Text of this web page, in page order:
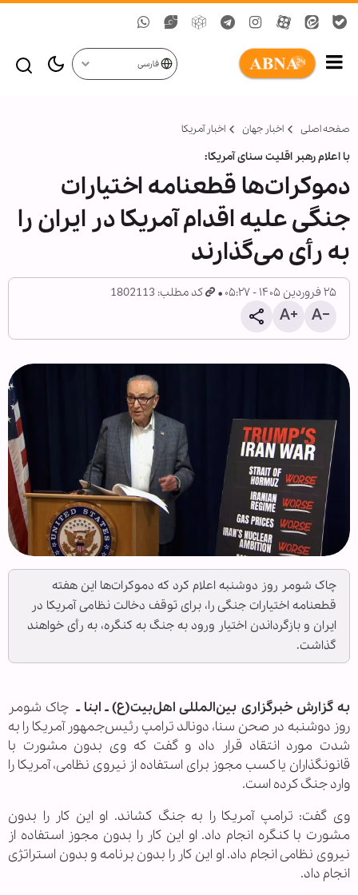
فارسی
صفحه اصلی اخبار جهان اخبار آمریکا
با اعلام رهبر اقلیت سنای آمریکا:
دموکرات‌ها قطعنامه اختیارات
جنگی علیه اقدام آمریکا در ایران را
به رأی می‌گذارند
۲۵ فروردین ۱۴۰۵ - ۰۵:۲۷ کد مطلب: 1802113
چاک شومر روز دوشنبه اعلام کرد که دموکرات‌ها این هفته
قطعنامه اختیارات جنگی را، برای توقف دخالت نظامی آمریکا در
ایران و بازگرداندن اختیار ورود به جنگ به کنگره، به رأی خواهند
گذاشت.
به گزارش خبرگزاری بین‌المللی اهل‌بیت(ع) ـ ابنا ـچاک شومر
روز دوشنبه در صحن سنا، دونالد ترامپ رئیس‌جمهور آمریکا را به
شدت مورد انتقاد قرار داد و گفت که وی بدون مشورت با
قانونگذاران یا کسب مجوز برای استفاده از نیروی نظامی، آمریکا را
وارد جنگ کرده است.
وی گفت: ترامپ آمریکا را به جنگ کشاند. او این کار را بدون
مشورت با کنگره انجام داد. او این کار را بدون مجوز استفاده از
نیروی نظامی انجام داد. او این کار را بدون برنامه و بدون استراتژی
انجام داد.